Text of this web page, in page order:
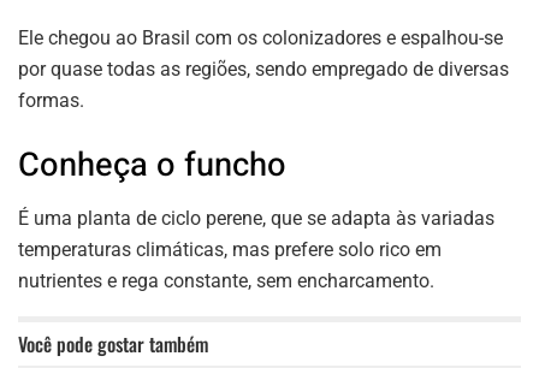
Ele chegou ao Brasil com os colonizadores e espalhou-se
por quase todas as regiões, sendo empregado de diversas
formas.
Conheça o funcho
É uma planta de ciclo perene, que se adapta às variadas
temperaturas climáticas, mas prefere solo rico em
nutrientes e rega constante, sem encharcamento.
Você pode gostar também